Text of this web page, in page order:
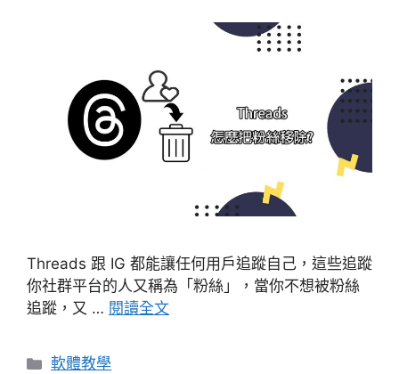
Threads 跟 IG 都能讓任何用戶追蹤自己，這些追蹤
你社群平台的人又稱為「粉絲」，當你不想被粉絲
追蹤，又 … 閱讀全文
分
軟體教學